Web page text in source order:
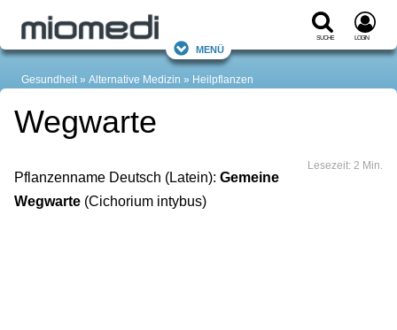
Suche Login
Menü
Gesundheit Alternative Medizin Heilpflanzen
Wegwarte
Lesezeit: 2 Min.
Pflanzenname Deutsch (Latein): Gemeine
Wegwarte (Cichorium intybus)